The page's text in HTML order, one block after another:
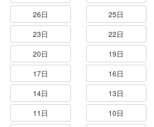
26日
25日
23日
22日
20日
19日
17日
16日
14日
13日
11日
10日